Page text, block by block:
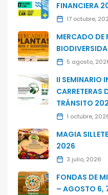
FINANCIERA
17 octubre,
MERCADO DE
5 agosto,
II SEMINARIO
CARRETERAS
TRÁNSITO
1 octubre,
MAGIA
2026
3 julio, 2026
FONDAS DE
– AGOSTO 6,